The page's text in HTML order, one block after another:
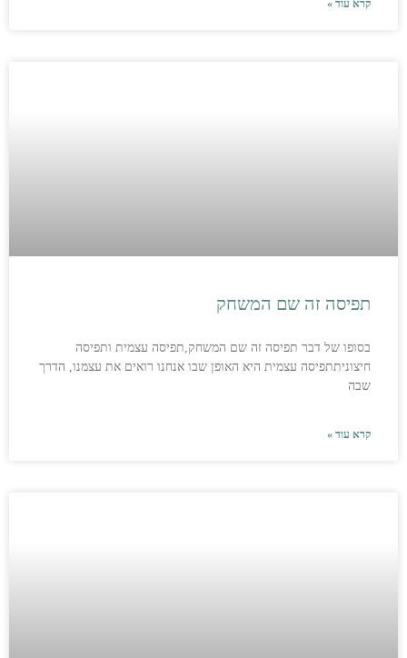
קרא עוד »
תפיסה זה שם המשחק
בסופו של דבר תפיסה זה שם המשחק,תפיסה עצמית ותפיסה
חיצוניתתפיסה עצמית היא האופן שבו אנחנו רואים את עצמנו, הדרך
שבה
קרא עוד »